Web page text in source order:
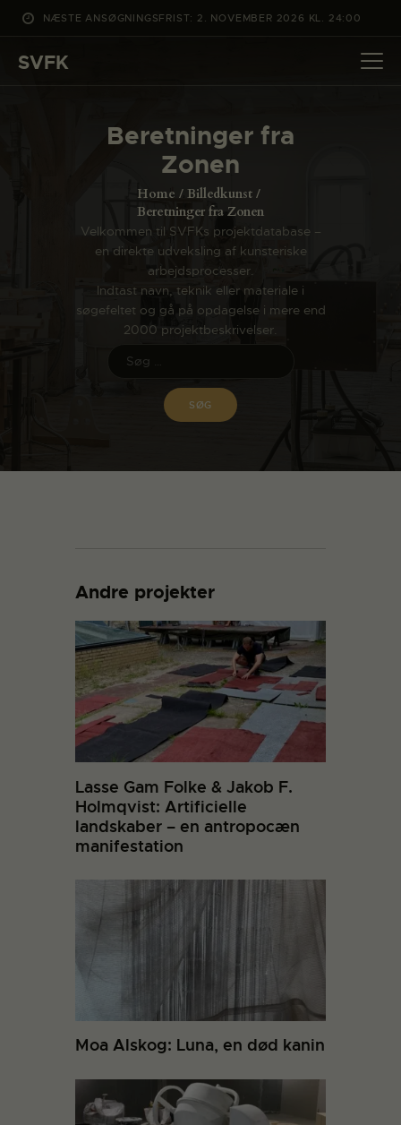
NÆSTE ANSØGNINGSFRIST: 2. NOVEMBER 2026 KL. 24:00
SVFK
Beretninger fra
Zonen
Home
Billedkunst
Beretninger fra Zonen
Velkommen til SVFKs projektdatabase –
en direkte udveksling af kunsteriske
arbejdsprocesser.
Indtast navn, teknik eller materiale i
søgefeltet og gå på opdagelse i mere end
2000 projektbeskrivelser.
DET SKER
PROJEKTER
ANSØG
OM SVFK
ENGLISH
Andre projekter
Lasse Gam Folke & Jakob F.
Holmqvist: Artificielle
landskaber – en antropocæn
manifestation
Moa Alskog: Luna, en død kanin